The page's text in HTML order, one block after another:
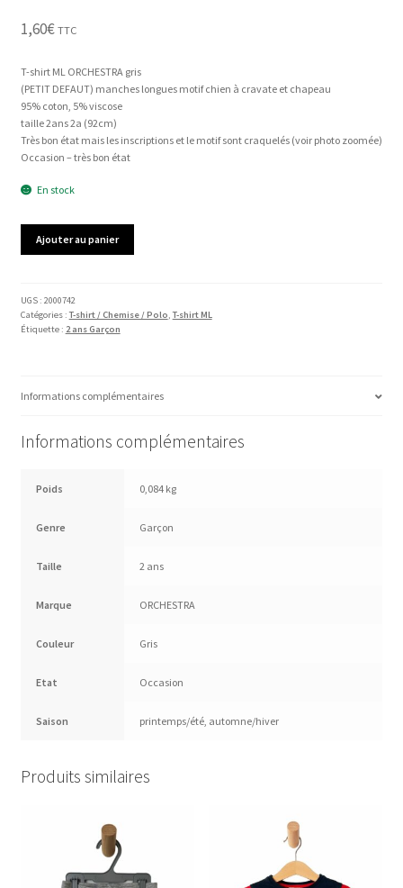
1,60€ TTC
T-shirt ML ORCHESTRA gris
(PETIT DEFAUT) manches longues motif chien à cravate et chapeau
95% coton, 5% viscose
taille 2ans 2a (92cm)
Très bon état mais les inscriptions et le motif sont craquelés (voir photo zoomée)
Occasion – très bon état
En stock
ML
ORCHESTRA
Ajouter au panier
UGS : 2000742
Catégories :T-shirt / Chemise / Polo,T-shirt ML
Étiquette : 2 ans Garçon
Informations complémentaires
Informations complémentaires
Poids 0,084 kg
Genre Garçon
Taille 2 ans
Marque ORCHESTRA
Couleur Gris
Etat Occasion
Saison printemps/été, automne/hiver
Produits similaires